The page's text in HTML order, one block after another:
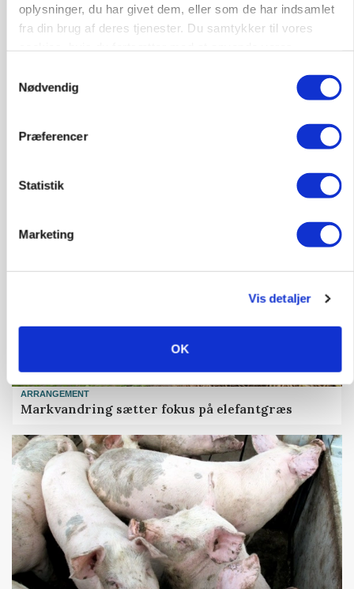
oplysninger, du har givet dem, eller som de har indsamlet
fra din brug af deres tjenester. Du samtykker til vores
Nødvendig
Præferencer
Statistik
Marketing
Vis detaljer
OK
GRISE
Svineproducenter kalder Danish Crowns pris en
katastrofe
ARRANGEMENT
Markvandring sætter fokus på elefantgræs